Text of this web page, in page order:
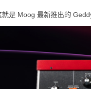
是 Moog 最新推出的